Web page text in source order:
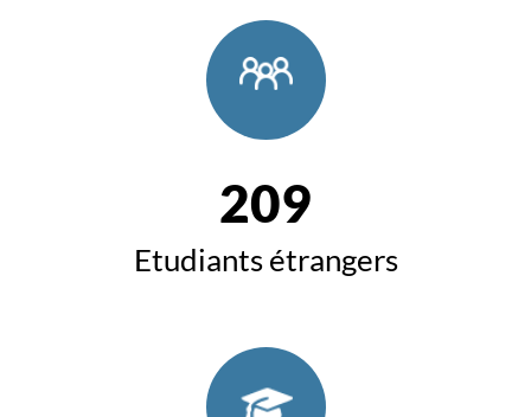
209
Etudiants étrangers